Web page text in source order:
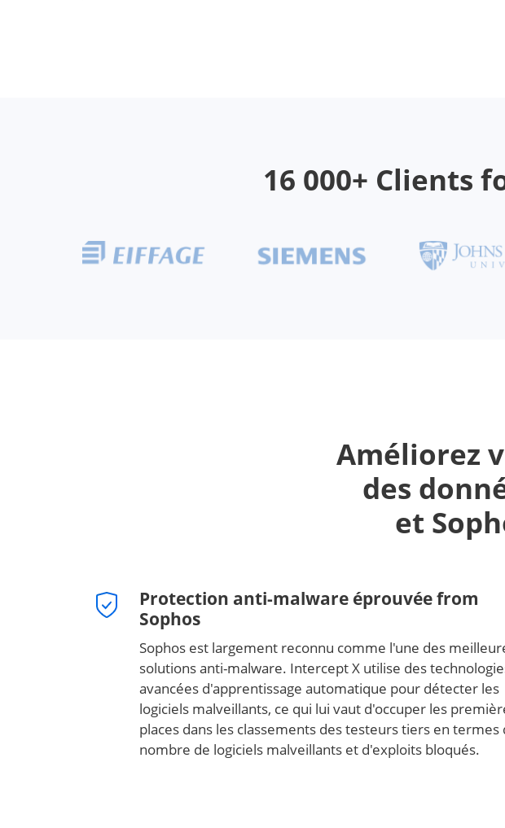
16 000+ Clients
Améliorez
des
et
Protection anti-malware éprouvée from
Sophos
Sophos est largement reconnu comme l'une des
solutions anti-malware. Intercept X utilise des
avancées d'apprentissage automatique pour détecter les
logiciels malveillants, ce qui lui vaut d'occuper les
places dans les classements des testeurs tiers en termes
nombre de logiciels malveillants et d'exploits bloqués.